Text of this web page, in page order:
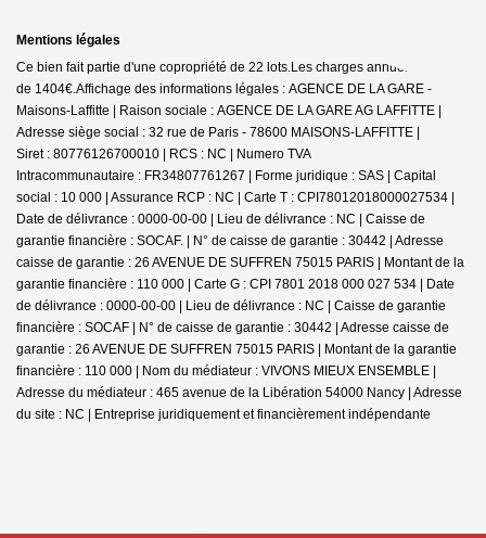
Mentions légales
Ce bien fait partie d'une copropriété de 22 lots.Les charges annuelles sont
de 1404€.Affichage des informations légales : AGENCE DE LA GARE -
Maisons-Laffitte | Raison sociale : AGENCE DE LA GARE AG LAFFITTE |
Adresse siège social : 32 rue de Paris - 78600 MAISONS-LAFFITTE |
Siret : 80776126700010 | RCS : NC | Numero TVA
Intracommunautaire : FR34807761267 | Forme juridique : SAS | Capital
social : 10 000 | Assurance RCP : NC | Carte T : CPI78012018000027534 |
Date de délivrance : 0000-00-00 | Lieu de délivrance : NC | Caisse de
garantie financière : SOCAF. | N° de caisse de garantie : 30442 | Adresse
caisse de garantie : 26 AVENUE DE SUFFREN 75015 PARIS | Montant de la
garantie financière : 110 000 | Carte G : CPI 7801 2018 000 027 534 | Date
de délivrance : 0000-00-00 | Lieu de délivrance : NC | Caisse de garantie
financière : SOCAF | N° de caisse de garantie : 30442 | Adresse caisse de
garantie : 26 AVENUE DE SUFFREN 75015 PARIS | Montant de la garantie
financière : 110 000 | Nom du médiateur : VIVONS MIEUX ENSEMBLE |
Adresse du médiateur : 465 avenue de la Libération 54000 Nancy | Adresse
du site : NC | Entreprise juridiquement et financièrement indépendante